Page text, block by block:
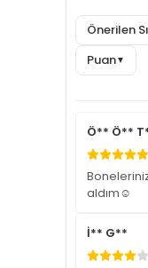
Önerilen
Puan▼
Ö** Ö**
aldım☺️
İ** G**